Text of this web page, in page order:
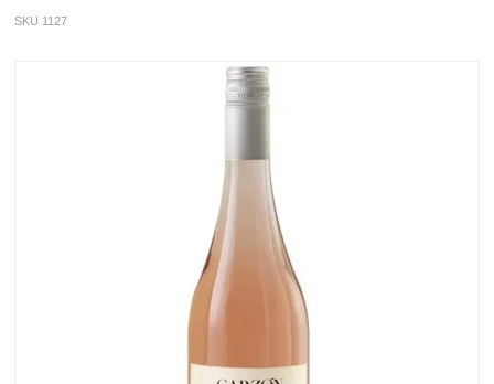
SKU 1127